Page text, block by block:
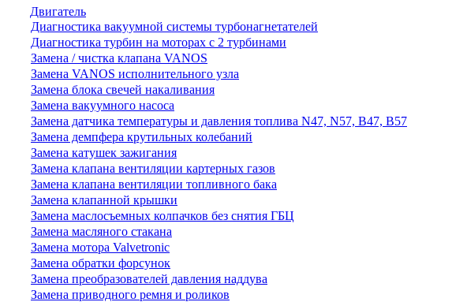
Двигатель
Диагностика вакуумной системы турбонагнетателей
Диагностика турбин на моторах с 2 турбинами
Замена / чистка клапана VANOS
Замена VANOS исполнительного узла
Замена блока свечей накаливания
Замена вакуумного насоса
Замена датчика температуры и давления топлива N47, N57, B47, B57
Замена демпфера крутильных колебаний
Замена катушек зажигания
Замена клапана вентиляции картерных газов
Замена клапана вентиляции топливного бака
Замена клапанной крышки
Замена маслосъемных колпачков без снятия ГБЦ
Замена масляного стакана
Замена мотора Valvetronic
Замена обратки форсунок
Замена преобразователей давления наддува
Замена приводного ремня и роликов